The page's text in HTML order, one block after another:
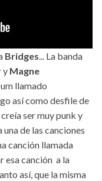
Bridges... La banda
y Magne
llamado
así como desfile de
ser muy punk y
de las canciones
canción llamada
esa canción a la
así, que la misma